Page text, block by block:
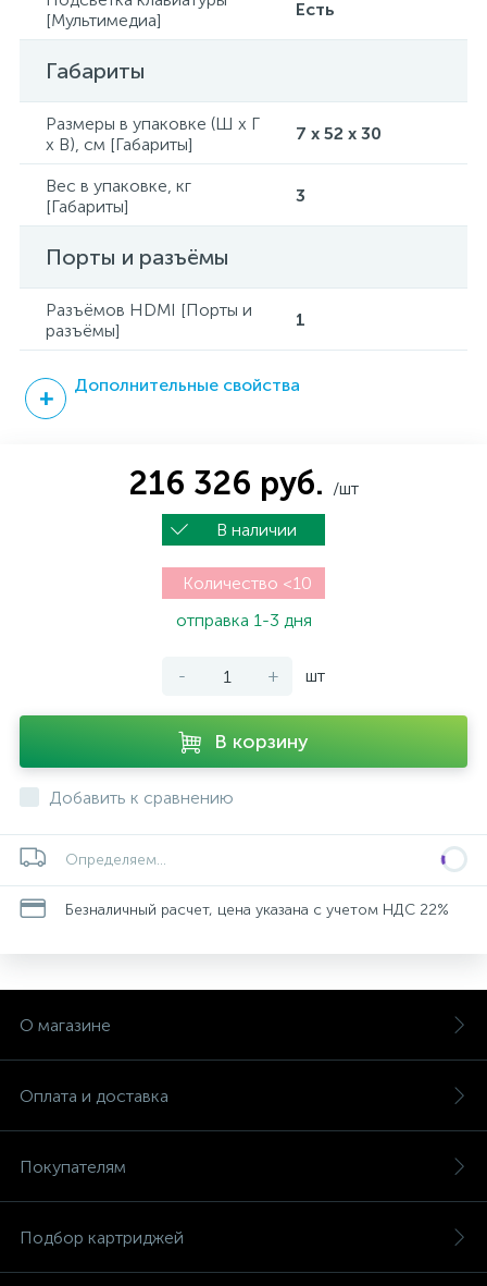
[Мультимедиа]
Есть
Габариты
Размеры в упаковке (Ш x Г
x В), см [Габариты]
7 x 52 x 30
Вес в упаковке, кг
[Габариты]
3
Порты и разъёмы
Разъёмов HDMI [Порты и
разъёмы]
1
Дополнительные свойства
216 326 руб. /шт
В наличии
Количество <10
отправка 1-3 дня
- + шт
В корзину
Добавить к сравнению
Определяем...
Безналичный расчет, цена указана с учетом НДС 22%
О магазине
Оплата и доставка
Покупателям
Подбор картриджей